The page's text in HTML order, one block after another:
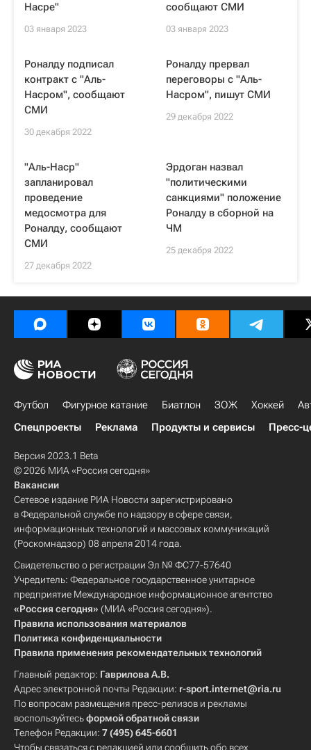
Насре"
03 января 2023
сообщают СМИ
03 января 2023
Роналду подписал
контракт с "Аль-
Насром", сообщают
СМИ
30 декабря 2022
Роналду прервал
переговоры с "Аль-
Насром", пишут СМИ
29 декабря 2022
"Аль-Наср"
запланировал
проведение
медосмотра для
Роналду, сообщают
СМИ
27 декабря 2022
Эрдоган назвал
"политическими
санкциями" положение
Роналду в сборной на
ЧМ
25 декабря 2022
Футбол Фигурное катание Биатлон ЗОЖ Хоккей
Спецпроекты
Реклама Продукты и сервисы Пресс-
Версия 2023.1 Beta
© 2026 МИА «Россия сегодня»
Вакансии
Сетевое издание РИА Новости зарегистрировано
в Федеральной службе по надзору в сфере связи,
информационных технологий и массовых коммуникаций
(Роскомнадзор) 08 апреля 2014 года.
Свидетельство о регистрации Эл № ФС77-57640
Учредитель: Федеральное государственное унитарное
предприятие Международное информационное агентство
«Россия сегодня» (МИА «Россия сегодня»).
Правила использования материалов
Политика конфиденциальности
Правила применения рекомендательных технологий
Главный редактор: Гаврилова А.В.
Адрес электронной почты Редакции: r-sport.internet@ria.ru
По вопросам размещения пресс-релизов и рекламы
воспользуйтесьформой обратной связи
Телефон Редакции: 7 (495) 645-6601
Чтобы связаться с редакцией или сообщить обо всех